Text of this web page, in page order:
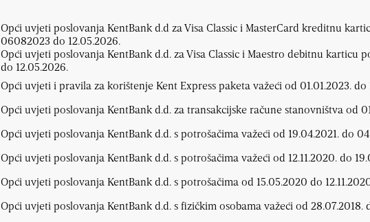
Opći uvjeti poslovanja KentBank d.d za Visa Classic i MasterCard kreditnu
06082023 do 12.05.2026.
Opći uvjeti poslovanja KentBank d.d. za Visa Classic i Maestro debitnu karticu
do 12.05.2026.
Opći uvjeti i pravila za korištenje Kent Express paketa važeći od 01.01.2023. do
Opći uvjeti poslovanja KentBank d.d. za transakcijske račune stanovništva od
Opći uvjeti poslovanja KentBank d.d. s potrošačima važeći od 19.04.2021. do
Opći uvjeti poslovanja KentBank d.d. s potrošačima važeći od 12.11.2020. do
Opći uvjeti poslovanja KentBank d.d. s potrošačima od 15.05.2020 do
Opći uvjeti poslovanja KentBank d.d. s fizičkim osobama važeći od 28.07.2018.